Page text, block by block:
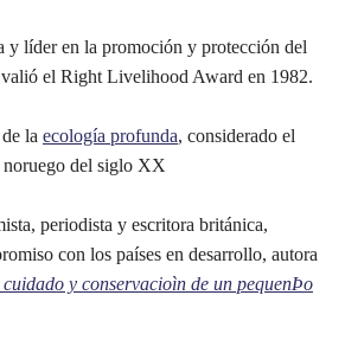
y líder en la promoción y protección del
el Right Livelihood Award en 1982.
la ecología profunda, considerado el
del siglo XX
periodista y escritora británica,
con los países en desarrollo, autora
y conservacioìn de un pequenÞo